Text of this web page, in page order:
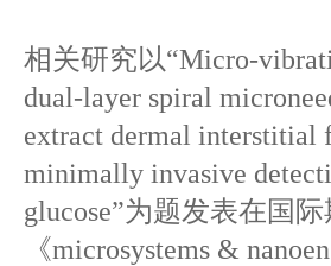
相关研究以“Micro-
dual-layer spiral
extract dermal interstitial
minimally invasive
glucose”为题发表在国际
《microsystems &